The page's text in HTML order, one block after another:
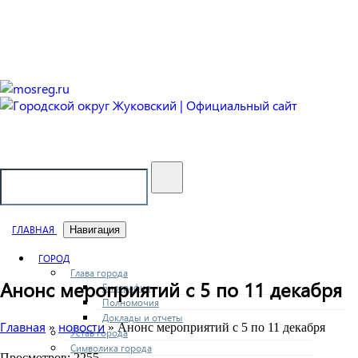
ГЛАВНАЯ Навигация
ГОРОД
Глава города
Биография
Полномочия
Доклады и отчеты
Устав города
Символика города
Анонс мероприятий с 5 по 11 декабря
Главная » новости » Анонс мероприятий с 5 по 11 декабря